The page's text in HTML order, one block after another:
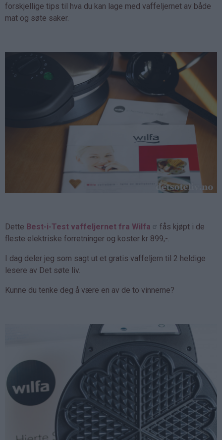
forskjellige tips til hva du kan lage med vaffeljernet av både
mat og søte saker.
Dette Best-i-Test vaffeljernet fra Wilfa
fås kjøpt i de
fleste elektriske forretninger og koster kr 899,-.
I dag deler jeg som sagt ut et gratis vaffeljern til 2 heldige
lesere av Det søte liv.
Kunne du tenke deg å være en av de to vinnerne?